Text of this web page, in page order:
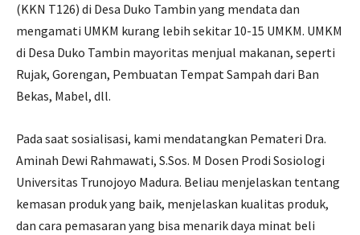
(KKN T126) di Desa Duko Tambin yang mendata dan
mengamati UMKM kurang lebih sekitar 10-15 UMKM. UMKM
di Desa Duko Tambin mayoritas menjual makanan, seperti
Rujak, Gorengan, Pembuatan Tempat Sampah dari Ban
Bekas, Mabel, dll.
Pada saat sosialisasi, kami mendatangkan Pemateri Dra.
Aminah Dewi Rahmawati, S.Sos. M Dosen Prodi Sosiologi
Universitas Trunojoyo Madura. Beliau menjelaskan tentang
kemasan produk yang baik, menjelaskan kualitas produk,
dan cara pemasaran yang bisa menarik daya minat beli